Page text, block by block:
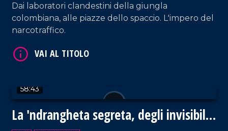
Dai laboratori clandestini della giungla
colombiana, alle piazze dello spaccio. L'impero del
narcotraffico.
58:43
La 'ndrangheta segreta, degli invisibili